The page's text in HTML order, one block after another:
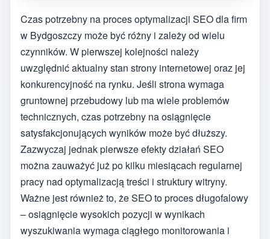
Czas potrzebny na proces optymalizacji SEO dla firm
w Bydgoszczy może być różny i zależy od wielu
czynników. W pierwszej kolejności należy
uwzględnić aktualny stan strony internetowej oraz jej
konkurencyjność na rynku. Jeśli strona wymaga
gruntownej przebudowy lub ma wiele problemów
technicznych, czas potrzebny na osiągnięcie
satysfakcjonujących wyników może być dłuższy.
Zazwyczaj jednak pierwsze efekty działań SEO
można zauważyć już po kilku miesiącach regularnej
pracy nad optymalizacją treści i struktury witryny.
Ważne jest również to, że SEO to proces długofalowy
– osiągnięcie wysokich pozycji w wynikach
wyszukiwania wymaga ciągłego monitorowania i